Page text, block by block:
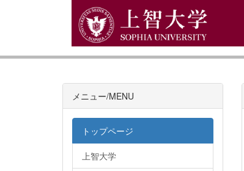
メニュー/MENU
トップページ
上智大学